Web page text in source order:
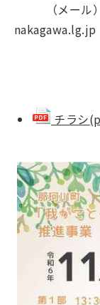
（メール）
nakagawa.lg.jp
チラシ